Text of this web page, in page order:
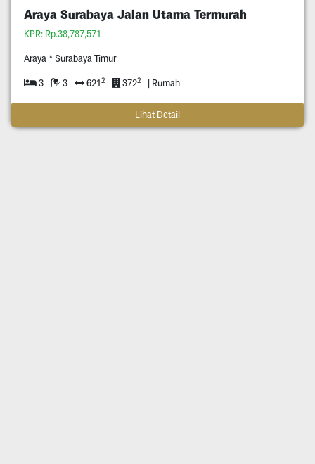
Araya Surabaya Jalan Utama Termurah
KPR: Rp.38,787,571
Araya * Surabaya Timur
3 3 6212 3722 | Rumah
Lihat Detail